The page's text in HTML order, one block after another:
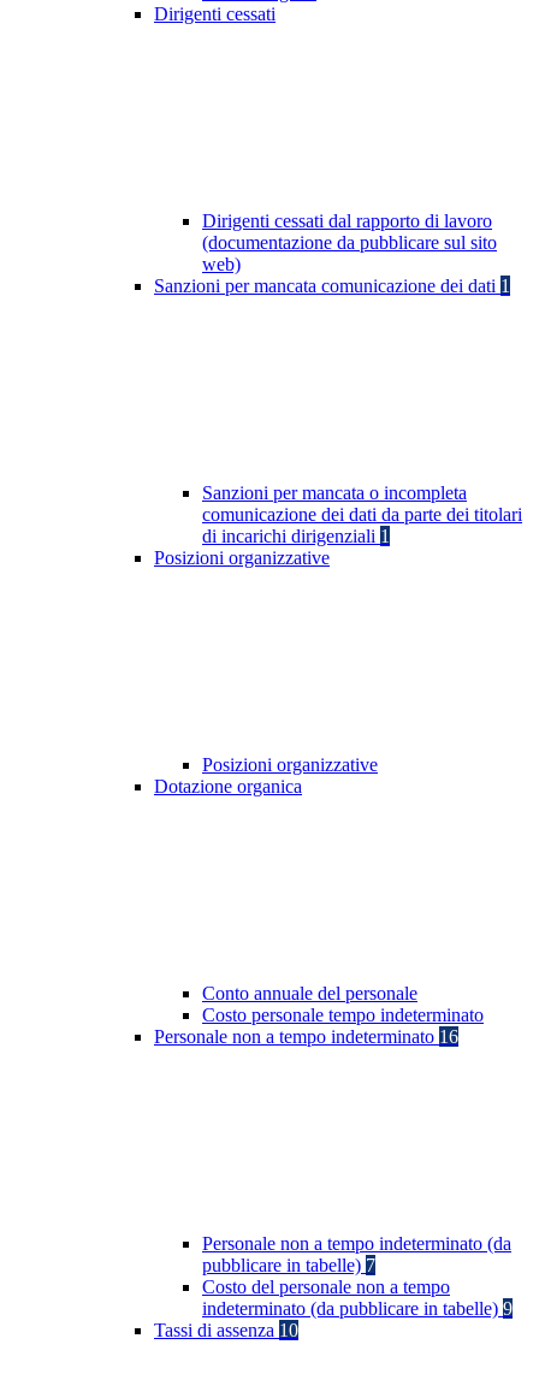
Dirigenti cessati
Dirigenti cessati dal rapporto di lavoro
(documentazione da pubblicare sul sito
web)
Sanzioni per mancata comunicazione dei dati 1
Sanzioni per mancata o incompleta
comunicazione dei dati da parte dei titolari
di incarichi dirigenziali 1
Posizioni organizzative
Posizioni organizzative
Dotazione organica
Conto annuale del personale
Costo personale tempo indeterminato
Personale non a tempo indeterminato 16
Personale non a tempo indeterminato (da
pubblicare in tabelle) 7
Costo del personale non a tempo
indeterminato (da pubblicare in tabelle) 9
Tassi di assenza 10